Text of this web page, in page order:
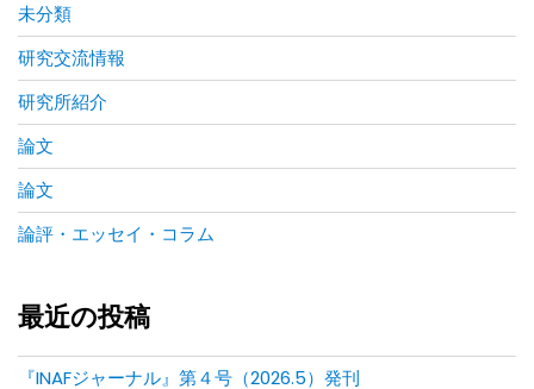
未分類
研究交流情報
研究所紹介
論文
論文
論評・エッセイ・コラム
最近の投稿
『INAFジャーナル』第４号（2026.5）発刊